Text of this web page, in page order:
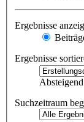
Ergebnisse
Ergebnisse
Absteigend
Suchzeitraum